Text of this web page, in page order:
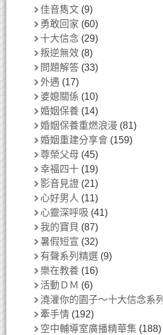
佳音雋文 (9)
勇敢回家 (60)
十大信念 (29)
叛逆無效 (8)
問題解答 (33)
外遇 (17)
婆媳關係 (10)
婚姻保養 (14)
婚姻保養重燃浪漫 (81)
婚姻重建分享會 (159)
尊榮父母 (45)
幸福四十 (19)
影音見證 (21)
心好男人 (11)
心靈深呼吸 (41)
我的寶貝 (87)
暑假短宣 (32)
有聲系列精選 (9)
樂在教養 (16)
活動ＤＭ (6)
澆灌你的園子～十大信念系列
牽手情 (192)
空中輔導室廣播精華集 (188)